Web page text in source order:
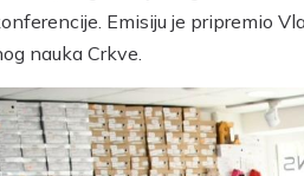
Emisiju je pripremio
nauka Crkve.